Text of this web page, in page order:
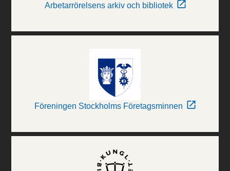
Arbetarrörelsens arkiv och bibliotek
Föreningen Stockholms Företagsminnen